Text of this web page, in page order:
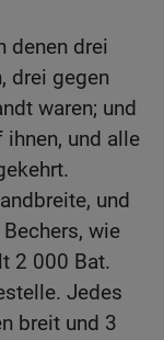
denen drei
drei gegen
waren; und
ihnen, und alle
und
wie
2 000 Bat.
Jedes
breit und 3